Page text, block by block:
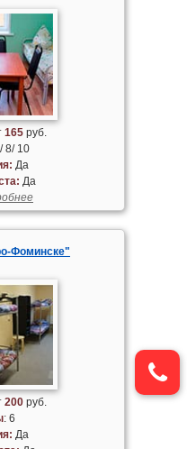
165 руб.
8/ 10
Да
Да
Фоминске"
200 руб.
: 6
Да